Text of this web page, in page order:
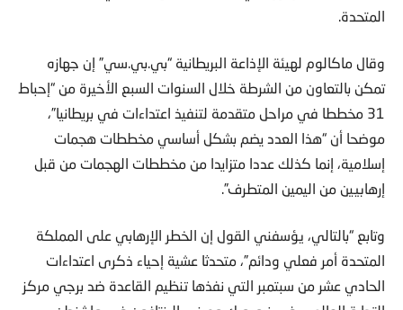
المتحدة.
وقال ماكالوم لهيئة الإذاعة البريطانية “بي.بي.سي” إن جهازه
تمكن بالتعاون من الشرطة خلال السنوات السبع الأخيرة من “إحباط
31 مخططا في مراحل متقدمة لتنفيذ اعتداءات في بريطانيا”،
موضحا أن “هذا العدد يضم بشكل أساسي مخططات هجمات
إسلامية، إنما كذلك عددا متزايدا من مخططات الهجمات من قبل
إرهابيين من اليمين المتطرف”.
وتابع “بالتالي، يؤسفني القول إن الخطر الإرهابي على المملكة
المتحدة أمر فعلي ودائم”، متحدثا عشية إحياء ذكرى اعتداءات
الحادي عشر من سبتمبر التي نفذها تنظيم القاعدة ضد برجي مركز